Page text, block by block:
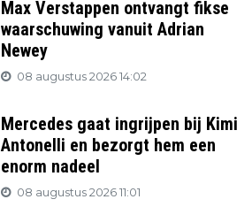
Max Verstappen ontvangt fikse
waarschuwing vanuit Adrian
Newey
08 augustus 2026 14:02
Mercedes gaat ingrijpen bij Kimi
Antonelli en bezorgt hem een
enorm nadeel
08 augustus 2026 11:01